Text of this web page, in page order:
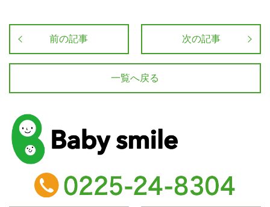
前の記事 次の記事
一覧へ戻る
baby smile
TEL：0225-24-8304